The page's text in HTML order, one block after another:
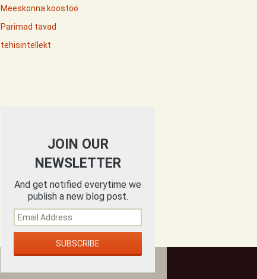
Meeskonna koostöö
Parimad tavad
tehisintellekt
JOIN OUR
NEWSLETTER
And get notified everytime we
publish a new blog post.